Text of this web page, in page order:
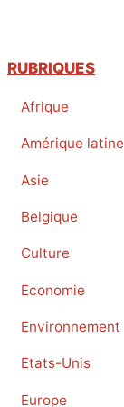
RUBRIQUES
Afrique
Amérique latine
Asie
Belgique
Culture
Economie
Environnement
Etats-Unis
Europe